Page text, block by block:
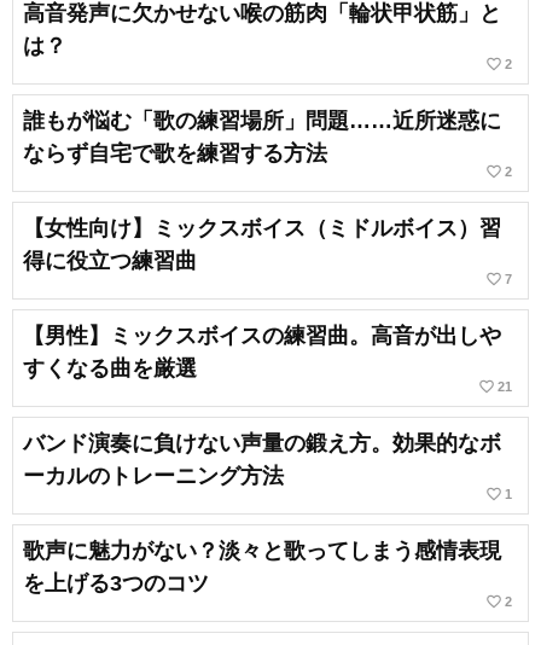
高音発声に欠かせない喉の筋肉「輪状甲状筋」と
は？
favorite_border 2
誰もが悩む「歌の練習場所」問題……近所迷惑に
ならず自宅で歌を練習する方法
favorite_border 2
【女性向け】ミックスボイス（ミドルボイス）習
得に役立つ練習曲
favorite_border 7
【男性】ミックスボイスの練習曲。高音が出しや
すくなる曲を厳選
favorite_border 21
バンド演奏に負けない声量の鍛え方。効果的なボ
ーカルのトレーニング方法
favorite_border 1
歌声に魅力がない？淡々と歌ってしまう感情表現
を上げる3つのコツ
favorite_border 2